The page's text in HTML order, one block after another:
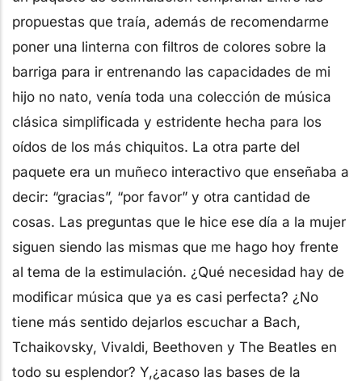
propuestas que traía, además de recomendarme
poner una linterna con filtros de colores sobre la
barriga para ir entrenando las capacidades de mi
hijo no nato, venía toda una colección de música
clásica simplificada y estridente hecha para los
oídos de los más chiquitos. La otra parte del
paquete era un muñeco interactivo que enseñaba a
decir: “gracias”, “por favor” y otra cantidad de
cosas. Las preguntas que le hice ese día a la mujer
siguen siendo las mismas que me hago hoy frente
al tema de la estimulación. ¿Qué necesidad hay de
modificar música que ya es casi perfecta? ¿No
tiene más sentido dejarlos escuchar a Bach,
Tchaikovsky, Vivaldi, Beethoven y The Beatles en
todo su esplendor? Y,¿acaso las bases de la